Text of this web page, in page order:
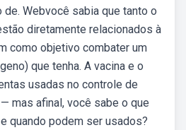
de. Webvocê sabia que tanto o
diretamente relacionados à
como objetivo combater um
que tenha. A vacina e o
usadas no controle de
mas afinal, você sabe o que
quando podem ser usados?